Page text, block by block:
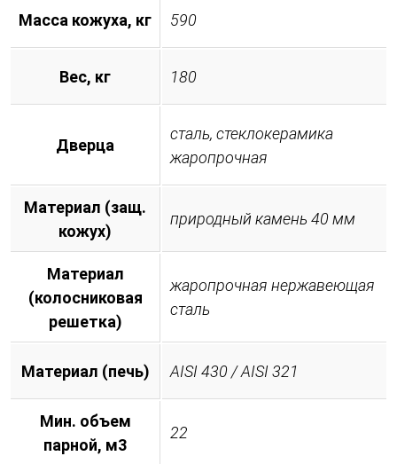
Масса кожуха, кг 590
Вес, кг 180
Дверца
сталь, стеклокерамика
жаропрочная
Материал (защ.
кожух)
природный камень 40 мм
Материал
(колосниковая
решетка)
жаропрочная нержавеющая
сталь
Материал (печь) AISI 430 / AISI 321
Мин. объем
парной, м3
22